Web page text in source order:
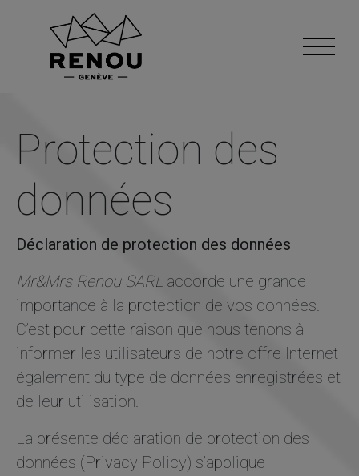
Protection des
données
Déclaration de protection des données
Mr&Mrs Renou SARL accorde une grande
importance à la protection de vos données.
C’est pour cette raison que nous tenons à
informer les utilisateurs de notre offre Internet
également du type de données enregistrées et
de leur utilisation.
La présente déclaration de protection des
données (Privacy Policy) s’applique